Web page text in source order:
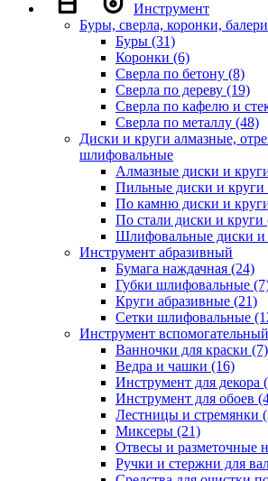
Инструмент
Буры, сверла, коронки,
Буры (31)
Коронки (6)
Сверла по бетону (8)
Сверла по дереву (19)
Сверла по кафелю и
Сверла по металлу (48)
Диски и круги алмазные,
шлифовальные
Алмазные диски и
Пильные диски и круги
По камню диски и
По стали диски и круги
Шлифовальные диски и
Инструмент абразивный
Бумага наждачная (24)
Губки шлифовальные
Круги абразивные (21)
Сетки шлифовальные
Инструмент вспомогательный
Ванночки для краски (7)
Ведра и чашки (16)
Инструмент для декора
Инструмент для обоев
Лестницы и стремянки
Миксеры (21)
Отвесы и разметочные
Ручки и стержни для